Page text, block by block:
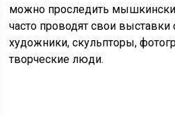
можно проследить
часто проводят свои
художники, скульпторы,
творческие люди.